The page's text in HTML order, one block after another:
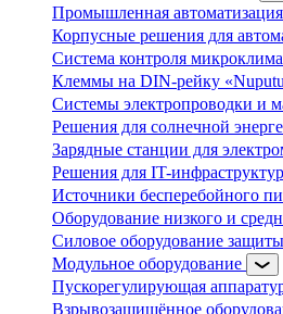
Промышленная автоматизация
Корпусные решения для
Система контроля
Клеммы на DIN-рейку
Системы электропроводки и
Решения для солнечной
Зарядные станции для
Решения для IT-
Источники бесперебойного
Оборудование низкого и
Силовое оборудование
Модульное оборудование
Пускорегулирующая
Взрывозащищённое